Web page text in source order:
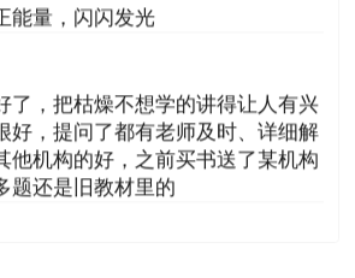
能量，闪闪发光
了，把枯燥不想学的讲得让人有兴
好，提问了都有老师及时、详细解
他机构的好，之前买书送了某机构
题还是旧教材里的